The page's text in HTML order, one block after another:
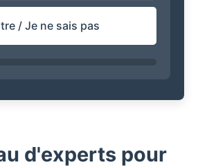
/ Je ne sais pas
d'experts pour